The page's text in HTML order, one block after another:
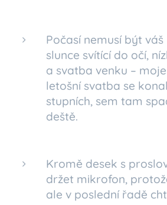
Počasí nemusí být
slunce svítící do očí,
a svatba venku –
letošní svatba se
stupních, sem tam
deště.
Kromě desek s
držet mikrofon,
ale v poslední řadě